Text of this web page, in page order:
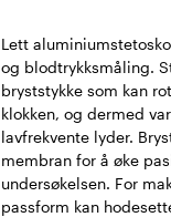
Lett
og blodtrykksmåling.
bryststykke som kan
klokken, og dermed
lavfrekvente lyder.
membran for å øke
undersøkelsen. For
passform kan